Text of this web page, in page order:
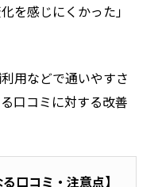
も含めて、気になるこ
ています。
い
を感じにくかった」
用などで通いやすさ
口コミに対する改善
口コミ・注意点】